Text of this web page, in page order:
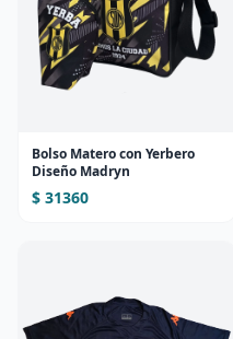
Bolso Matero con Yerbero
Diseño Madryn
$ 31360